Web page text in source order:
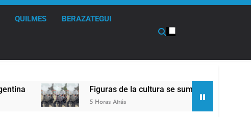
QUILMES BERAZATEGUI
Figuras de la cultura se sumaron a la marcha
5 Horas Atrás